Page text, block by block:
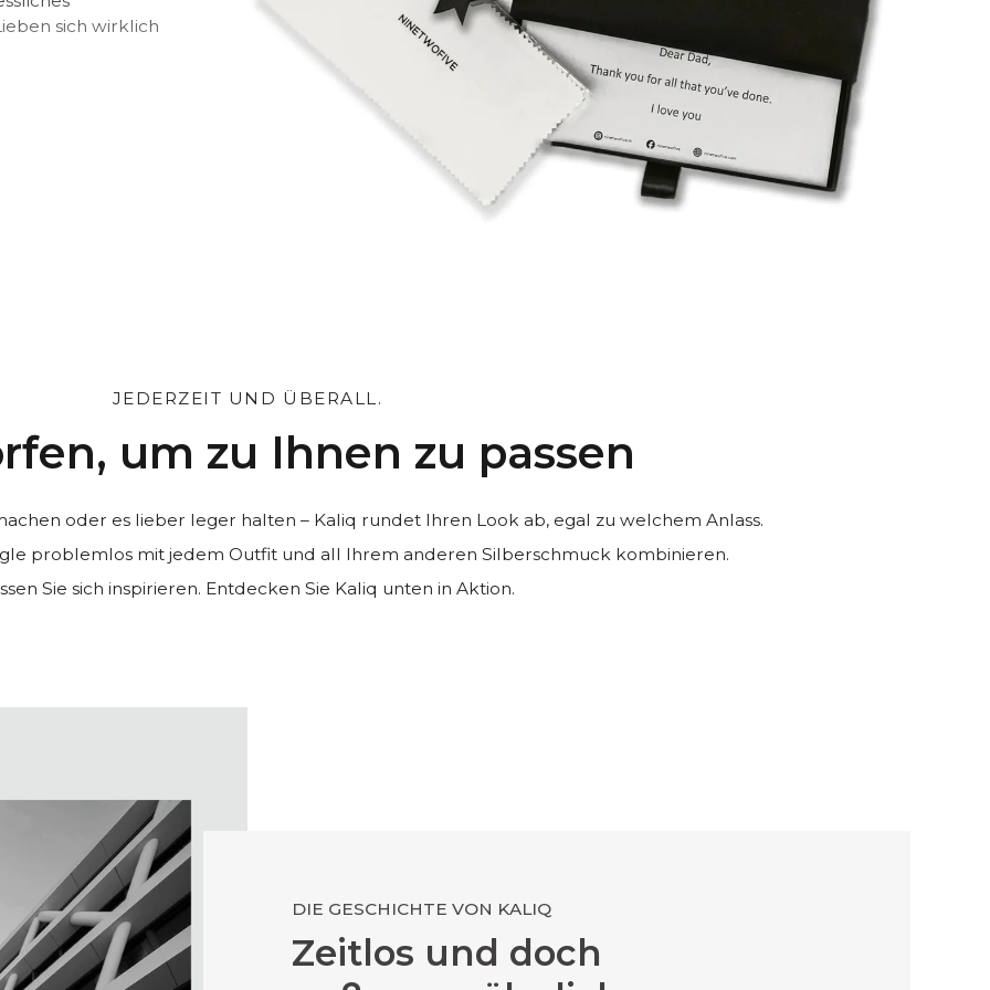
sich wirklich
JEDERZEIT UND ÜBERALL.
um zu Ihnen zu passen
oder es lieber leger halten – Kaliq rundet Ihren Look ab, egal zu welchem Anlass.
problemlos mit jedem Outfit und all Ihrem anderen Silberschmuck kombinieren.
Sie sich inspirieren. Entdecken Sie Kaliq unten in Aktion.
DIE GESCHICHTE VON KALIQ
Zeitlos und doch